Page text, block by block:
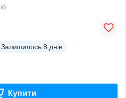
Залишилось 8 днів
Купити